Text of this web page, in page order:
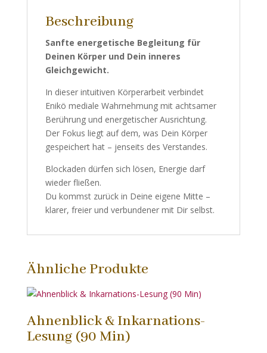
Beschreibung
Sanfte energetische Begleitung für
Deinen Körper und Dein inneres
Gleichgewicht.
In dieser intuitiven Körperarbeit verbindet
Enikö mediale Wahrnehmung mit achtsamer
Berührung und energetischer Ausrichtung.
Der Fokus liegt auf dem, was Dein Körper
gespeichert hat – jenseits des Verstandes.
Blockaden dürfen sich lösen, Energie darf
wieder fließen.
Du kommst zurück in Deine eigene Mitte –
klarer, freier und verbundener mit Dir selbst.
Ähnliche Produkte
Ahnenblick & Inkarnations-
Lesung (90 Min)